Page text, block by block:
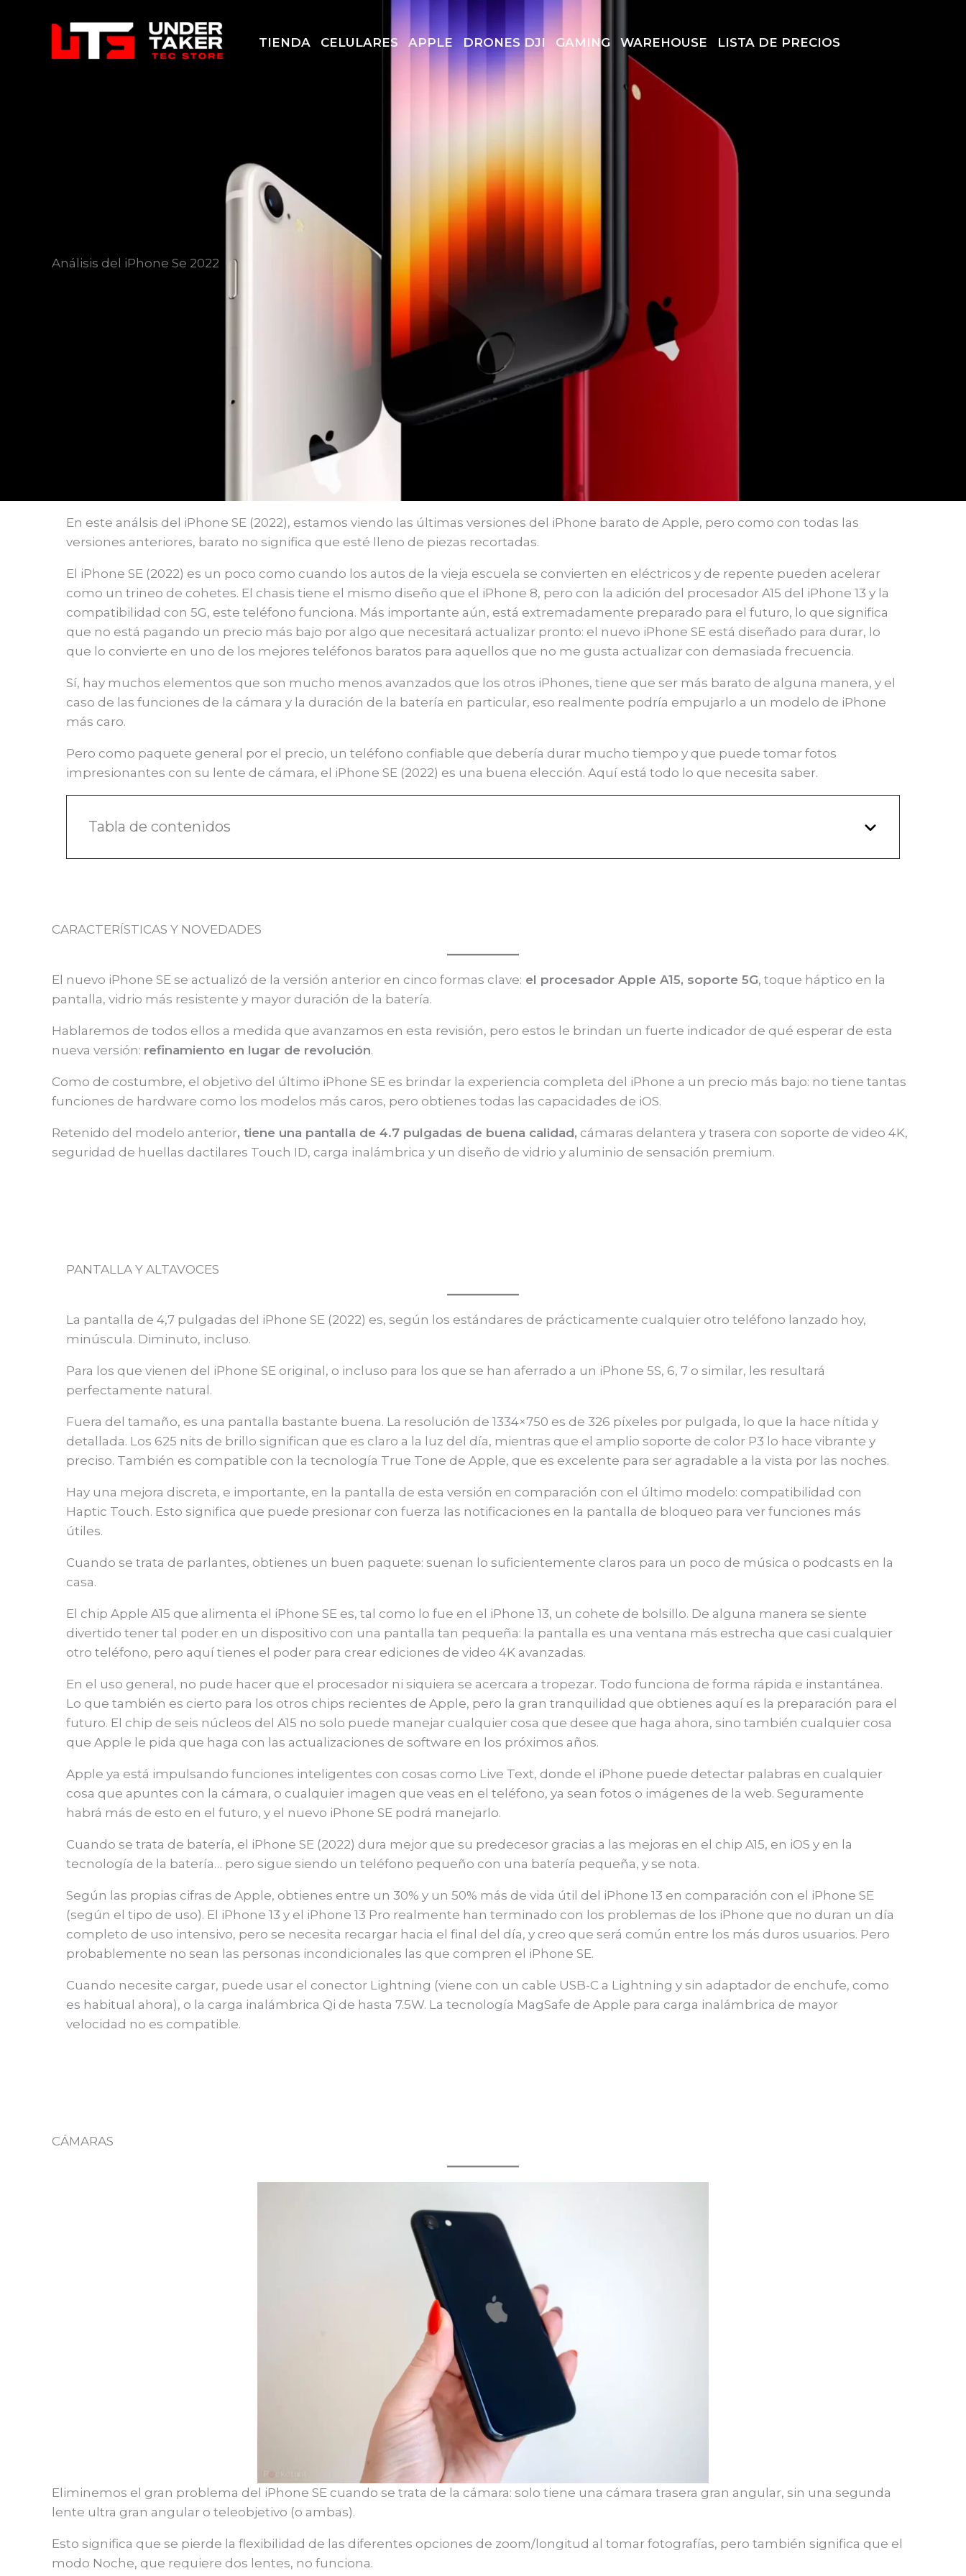
contenido
TIENDA CELULARES APPLE DRONES DJI GAMING WAREHOUSE LISTA DE PRECIOS
Análisis del iPhone Se 2022
En este análsis del iPhone SE (2022), estamos viendo las últimas versiones del iPhone barato de Apple, pero como con todas las
versiones anteriores, barato no significa que esté lleno de piezas recortadas.
El iPhone SE (2022) es un poco como cuando los autos de la vieja escuela se convierten en eléctricos y de repente pueden acelerar
como un trineo de cohetes. El chasis tiene el mismo diseño que el iPhone 8, pero con la adición del procesador A15 del iPhone 13 y la
compatibilidad con 5G, este teléfono funciona. Más importante aún, está extremadamente preparado para el futuro, lo que significa
que no está pagando un precio más bajo por algo que necesitará actualizar pronto: el nuevo iPhone SE está diseñado para durar, lo
que lo convierte en uno de los mejores teléfonos baratos para aquellos que no me gusta actualizar con demasiada frecuencia.
Sí, hay muchos elementos que son mucho menos avanzados que los otros iPhones, tiene que ser más barato de alguna manera, y el
caso de las funciones de la cámara y la duración de la batería en particular, eso realmente podría empujarlo a un modelo de iPhone
más caro.
Pero como paquete general por el precio, un teléfono confiable que debería durar mucho tiempo y que puede tomar fotos
impresionantes con su lente de cámara, el iPhone SE (2022) es una buena elección. Aquí está todo lo que necesita saber.
Tabla de contenidos
CARACTERÍSTICAS Y NOVEDADES
El nuevo iPhone SE se actualizó de la versión anterior en cinco formas clave: el procesador Apple A15, soporte 5G, toque háptico en la
pantalla, vidrio más resistente y mayor duración de la batería.
Hablaremos de todos ellos a medida que avanzamos en esta revisión, pero estos le brindan un fuerte indicador de qué esperar de esta
nueva versión: refinamiento en lugar de revolución.
Como de costumbre, el objetivo del último iPhone SE es brindar la experiencia completa del iPhone a un precio más bajo: no tiene tantas
funciones de hardware como los modelos más caros, pero obtienes todas las capacidades de iOS.
Retenido del modelo anterior, tiene una pantalla de 4.7 pulgadas de buena calidad, cámaras delantera y trasera con soporte de video 4K,
seguridad de huellas dactilares Touch ID, carga inalámbrica y un diseño de vidrio y aluminio de sensación premium.
PANTALLA Y ALTAVOCES
La pantalla de 4,7 pulgadas del iPhone SE (2022) es, según los estándares de prácticamente cualquier otro teléfono lanzado hoy,
minúscula. Diminuto, incluso.
Para los que vienen del iPhone SE original, o incluso para los que se han aferrado a un iPhone 5S, 6, 7 o similar, les resultará
perfectamente natural.
Fuera del tamaño, es una pantalla bastante buena. La resolución de 1334×750 es de 326 píxeles por pulgada, lo que la hace nítida y
detallada. Los 625 nits de brillo significan que es claro a la luz del día, mientras que el amplio soporte de color P3 lo hace vibrante y
preciso. También es compatible con la tecnología True Tone de Apple, que es excelente para ser agradable a la vista por las noches.
Hay una mejora discreta, e importante, en la pantalla de esta versión en comparación con el último modelo: compatibilidad con
Haptic Touch. Esto significa que puede presionar con fuerza las notificaciones en la pantalla de bloqueo para ver funciones más
útiles.
Cuando se trata de parlantes, obtienes un buen paquete: suenan lo suficientemente claros para un poco de música o podcasts en la
casa.
El chip Apple A15 que alimenta el iPhone SE es, tal como lo fue en el iPhone 13, un cohete de bolsillo. De alguna manera se siente
divertido tener tal poder en un dispositivo con una pantalla tan pequeña: la pantalla es una ventana más estrecha que casi cualquier
otro teléfono, pero aquí tienes el poder para crear ediciones de video 4K avanzadas.
En el uso general, no pude hacer que el procesador ni siquiera se acercara a tropezar. Todo funciona de forma rápida e instantánea.
Lo que también es cierto para los otros chips recientes de Apple, pero la gran tranquilidad que obtienes aquí es la preparación para el
futuro. El chip de seis núcleos del A15 no solo puede manejar cualquier cosa que desee que haga ahora, sino también cualquier cosa
que Apple le pida que haga con las actualizaciones de software en los próximos años.
Apple ya está impulsando funciones inteligentes con cosas como Live Text, donde el iPhone puede detectar palabras en cualquier
cosa que apuntes con la cámara, o cualquier imagen que veas en el teléfono, ya sean fotos o imágenes de la web. Seguramente
habrá más de esto en el futuro, y el nuevo iPhone SE podrá manejarlo.
Cuando se trata de batería, el iPhone SE (2022) dura mejor que su predecesor gracias a las mejoras en el chip A15, en iOS y en la
tecnología de la batería… pero sigue siendo un teléfono pequeño con una batería pequeña, y se nota.
Según las propias cifras de Apple, obtienes entre un 30% y un 50% más de vida útil del iPhone 13 en comparación con el iPhone SE
(según el tipo de uso). El iPhone 13 y el iPhone 13 Pro realmente han terminado con los problemas de los iPhone que no duran un día
completo de uso intensivo, pero se necesita recargar hacia el final del día, y creo que será común entre los más duros usuarios. Pero
probablemente no sean las personas incondicionales las que compren el iPhone SE.
Cuando necesite cargar, puede usar el conector Lightning (viene con un cable USB-C a Lightning y sin adaptador de enchufe, como
es habitual ahora), o la carga inalámbrica Qi de hasta 7.5W. La tecnología MagSafe de Apple para carga inalámbrica de mayor
velocidad no es compatible.
CÁMARAS
Eliminemos el gran problema del iPhone SE cuando se trata de la cámara: solo tiene una cámara trasera gran angular, sin una segunda
lente ultra gran angular o teleobjetivo (o ambas).
Esto significa que se pierde la flexibilidad de las diferentes opciones de zoom/longitud al tomar fotografías, pero también significa que el
modo Noche, que requiere dos lentes, no funciona.